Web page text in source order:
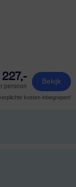
227,-
persoon
Bekijk
kosten inbegrepen!